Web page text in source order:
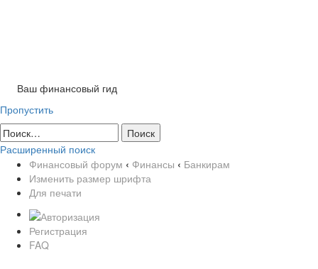
Ваш финансовый гид
Пропустить
Расширенный поиск
Финансовый форум ‹ Финансы ‹ Банкирам
Изменить размер шрифта
Для печати
Регистрация
FAQ